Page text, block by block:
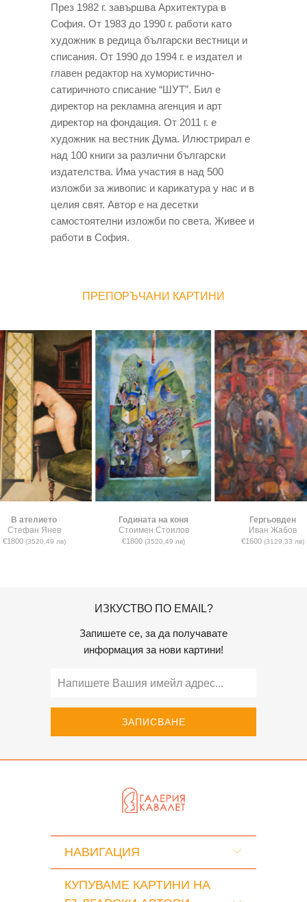
През 1982 г. завършва Архитектура в
София. От 1983 до 1990 г. работи като
художник в редица български вестници и
списания. От 1990 до 1994 г. е издател и
главен редактор на хумористично-
сатиричното списание “ШУТ”. Бил е
директор на рекламна агенция и арт
директор на фондация. От 2011 г. е
художник на вестник Дума. Илюстрирал е
над 100 книги за различни български
издателства. Има участия в над 500
изложби за живопис и карикатура у нас и в
целия свят. Автор е на десетки
самостоятелни изложби по света. Живее и
работи в София.
ПРЕПОРЪЧАНИ КАРТИНИ
В ателието
Стефан Янев
€1800 (3520,49 лв)
Годината на коня
Стоимен Стоилов
€1800(3520,49 лв)
Гергьовден
Иван Жабов
€1600(3129,33 лв)
ИЗКУСТВО ПО EMAIL?
Запишете се, за да получавате
информация за нови картини!
НАВИГАЦИЯ
КУПУВАМЕ КАРТИНИ НА